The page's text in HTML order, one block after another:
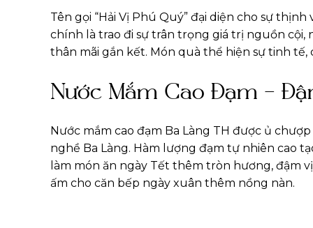
Tên gọi “Hải Vị Phú Quý” đại diện cho sự
chính là trao đi sự trân trọng giá trị nguồn
thân mãi gắn kết. Món quà thể hiện sự tinh
Nước Mắm Cao Đạm –
Nước mắm cao đạm Ba Làng TH được ủ
nghề Ba Làng. Hàm lượng đạm tự nhiên cao
làm món ăn ngày Tết thêm tròn hương, đậm
ấm cho căn bếp ngày xuân thêm nồng nàn.